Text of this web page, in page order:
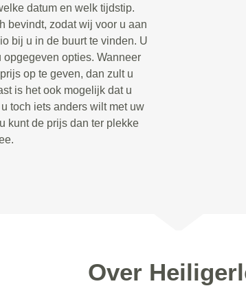
datum en welk tijdstip.
bevindt, zodat wij voor u aan
bij u in de buurt te vinden. U
opties. Wanneer
op te geven, dan zult u
is het ook mogelijk dat u
toch iets anders wilt met uw
kunt de prijs dan ter plekke
Over